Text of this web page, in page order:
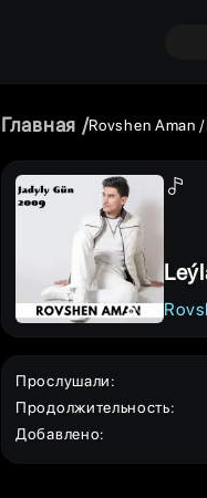
Главная Rovshen Aman
Прослушали:
Продолжительность:
Добавлено: